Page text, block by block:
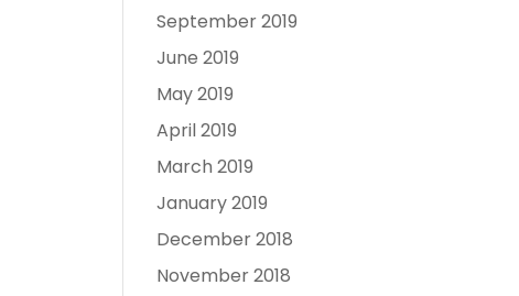
September 2019
June 2019
May 2019
April 2019
March 2019
January 2019
December 2018
November 2018